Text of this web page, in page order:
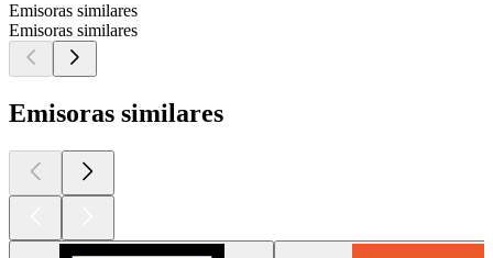
Emisoras similares
Emisoras similares
Emisoras similares